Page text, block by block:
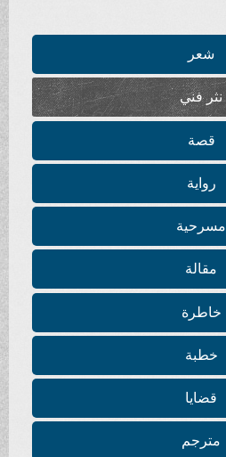
شعر
فني
قصة
رواية